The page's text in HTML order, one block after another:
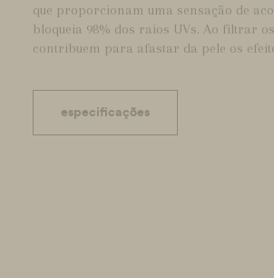
que proporcionam uma sensação de
bloqueia 98% dos raios UVs. Ao filtrar
contribuem para afastar da pele os
especificações